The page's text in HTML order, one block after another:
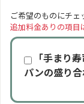
ご希望のものにチェ
追加料金ありの項目
「手まり
パンの盛り
手まり寿司と
350 円
季節の一口カ